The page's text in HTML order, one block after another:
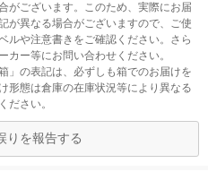
がございます。このため、実際にお届
が異なる場合がございますので、ご使
ルや注意書きをご確認ください。さら
カー等にお問い合わせください。
」の表記は、必ずしも箱でのお届けを
形態は倉庫の在庫状況等により異なる
ださい。
りを報告する